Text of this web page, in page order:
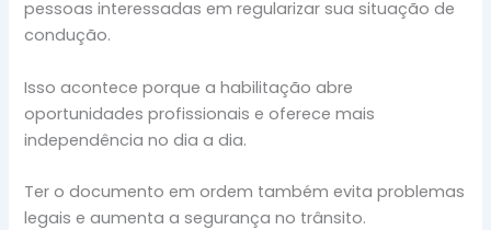
pessoas interessadas em regularizar sua situação de
condução.
Isso acontece porque a habilitação abre
oportunidades profissionais e oferece mais
independência no dia a dia.
Ter o documento em ordem também evita problemas
legais e aumenta a segurança no trânsito.